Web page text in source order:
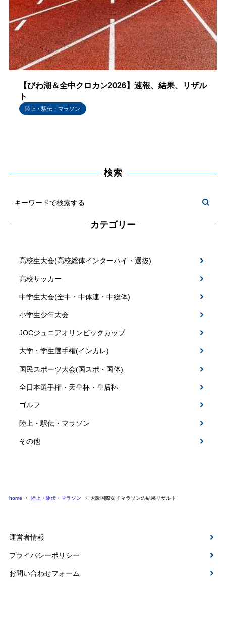
【びわ湖＆全中クロカン2026】速報、結果、リザル
ト
陸上・駅伝・マラソン
検索
カテゴリー
高校生大会(高校総体インターハイ・選抜)
高校サッカー
中学生大会(全中・中体連・中総体)
小学生少年大会
JOCジュニアオリンピックカップ
大学・学生選手権(インカレ)
国民スポーツ大会(国スポ・国体)
全日本選手権・天皇杯・皇后杯
ゴルフ
陸上・駅伝・マラソン
その他
home 陸上・駅伝・マラソン 大阪国際女子マラソンの結果リザルト
運営者情報
プライバシーポリシー
お問い合わせフォーム